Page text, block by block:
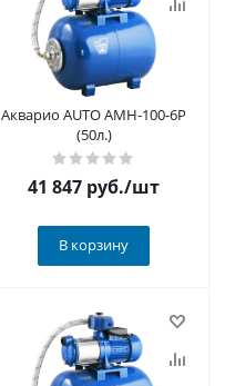
Акварио AUTO AMH-100-6P
(50л.)
41 847 руб./шт
В корзину